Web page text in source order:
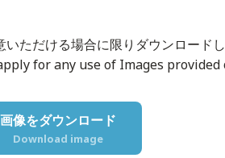
ただける場合に限りダウンロードし
for any use of Images
画像をダウンロード
Download image